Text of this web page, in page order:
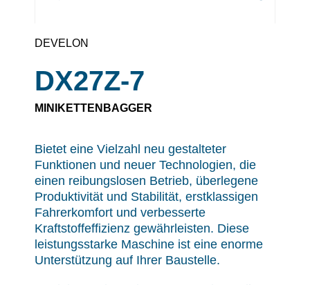
DEVELON
DX27Z-7
MINIKETTENBAGGER
Bietet eine Vielzahl neu gestalteter
Funktionen und neuer Technologien, die
einen reibungslosen Betrieb, überlegene
Produktivität und Stabilität, erstklassigen
Fahrerkomfort und verbesserte
Kraftstoffeffizienz gewährleisten. Diese
leistungsstarke Maschine ist eine enorme
Unterstützung auf Ihrer Baustelle.